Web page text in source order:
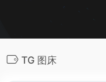
TG 图床